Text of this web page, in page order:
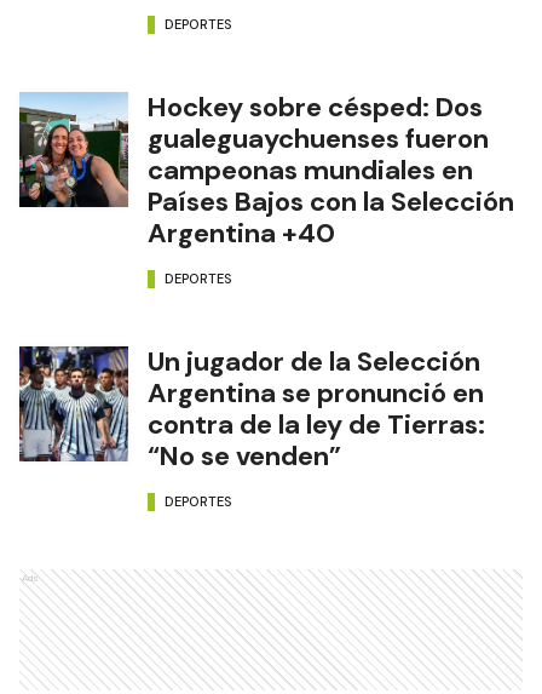
DEPORTES
Hockey sobre césped: Dos
gualeguaychuenses fueron
campeonas mundiales en
Países Bajos con la Selección
Argentina +40
DEPORTES
Un jugador de la Selección
Argentina se pronunció en
contra de la ley de Tierras:
“No se venden”
DEPORTES
Ads